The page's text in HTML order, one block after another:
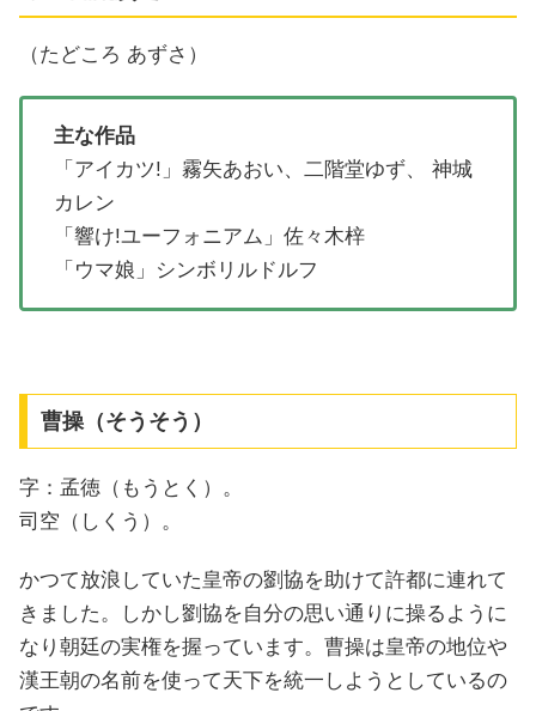
（たどころ あずさ）
主な作品
「アイカツ!」霧矢あおい、二階堂ゆず、 神城
カレン
「響け!ユーフォニアム」佐々木梓
「ウマ娘」シンボリルドルフ
曹操（そうそう）
字：孟徳（もうとく）。
司空（しくう）。
かつて放浪していた皇帝の劉協を助けて許都に連れて
きました。しかし劉協を自分の思い通りに操るように
なり朝廷の実権を握っています。曹操は皇帝の地位や
漢王朝の名前を使って天下を統一しようとしているの